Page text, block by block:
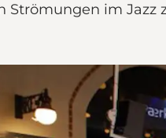
Strömungen im Jazz